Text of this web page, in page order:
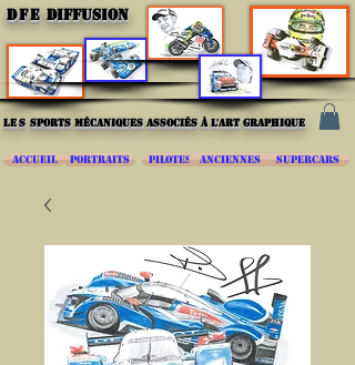
DFE DIFFUSION
les sports mécaniques associés à l'art graphique
ACCUEIL PORTRAITS PILOTES ANCIENNES SUPERCARS